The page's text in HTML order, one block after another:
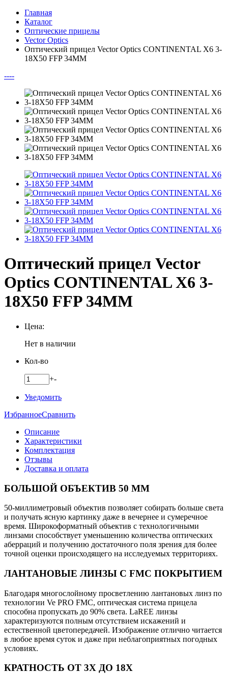
Главная
Каталог
Оптические прицелы
Vector Optics
Оптический прицел Vector Optics CONTINENTAL X6 3-
18X50 FFP 34MM
----
Оптический прицел Vector
Optics CONTINENTAL X6 3-
18X50 FFP 34MM
Цена:
Нет в наличии
Кол-во
+-
Уведомить
ИзбранноеСравнить
Описание
Характеристики
Комплектация
Отзывы
Доставка и оплата
БОЛЬШОЙ ОБЪЕКТИВ 50 ММ
50-миллиметровый объектив позволяет собирать больше света
и получать ясную картинку даже в вечернее и сумеречное
время. Широкоформатный объектив с технологичными
линзами способствует уменьшению количества оптических
аберраций и получению достаточного поля зрения для более
точной оценки происходящего на исследуемых территориях.
ЛАНТАНОВЫЕ ЛИНЗЫ С FMC ПОКРЫТИЕМ
Благодаря многослойному просветлению лантановых линз по
технологии Ve PRO FMC, оптическая система прицела
способна пропускать до 90% света. LaREE линзы
характеризуются полным отсутствием искажений и
естественной цветопередачей. Изображение отлично читается
в любое время суток и даже при неблагоприятных погодных
условиях.
КРАТНОСТЬ ОТ 3Х ДО 18Х